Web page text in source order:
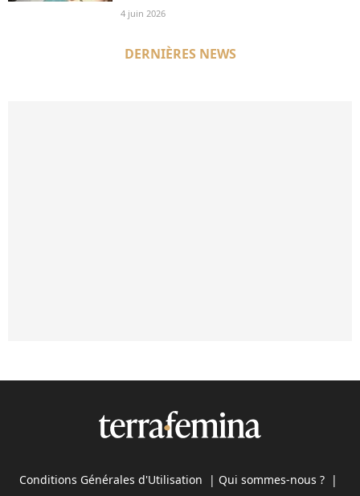
4 juin 2026
DERNIÈRES NEWS
Conditions Générales d'Utilisation | Qui sommes-nous ? |